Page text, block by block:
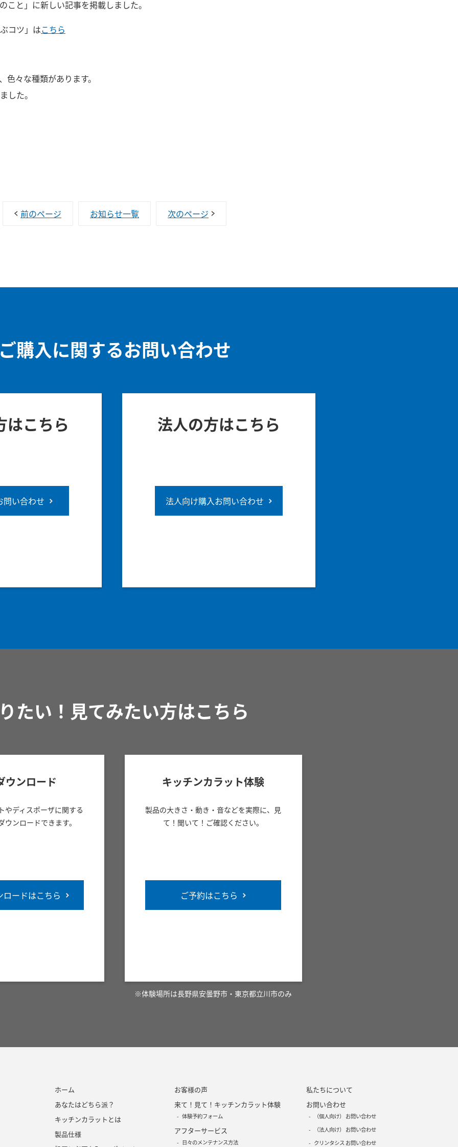
こと」に新しい記事を掲載しました。
コツ」はこちら
々な種類があります。
した。
前のページ お知らせ一覧 次のページ
購入に関するお問い合わせ
はこちら
問い合わせ
法人の方はこちら
法人向け購入お問い合わせ
たい！見てみたい方はこちら
ウンロード
やディスポーザに関する
ウンロードできます。
ロードはこちら
キッチンカラット体験
製品の大きさ・動き・音などを実際に、見
て！聞いて！ご確認ください。
ご予約はこちら
※体験場所は長野県安曇野市・東京都立川市のみ
ホーム
あなたはどちら派？
キッチンカラットとは
製品仕様
お客様の声
来て！見て！キッチンカラット体験
体験予約フォーム
アフターサービス
日々のメンテナンス方法
私たちについて
お問い合わせ
（個人向け） お問い合わせ
（法人向け） お問い合わせ
クリンタシス お問い合わせ